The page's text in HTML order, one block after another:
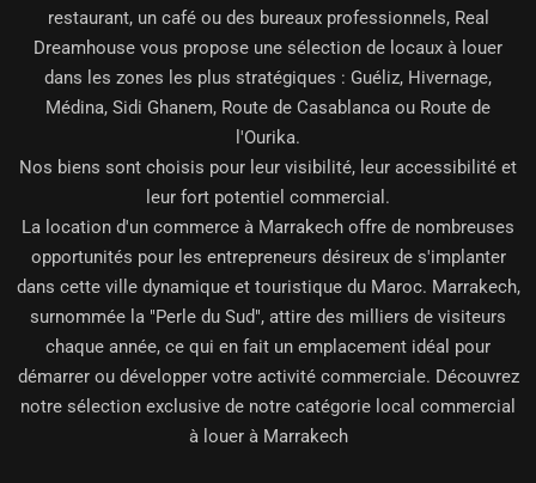
restaurant, un café ou des bureaux professionnels, Real
Dreamhouse vous propose une sélection de locaux à louer
dans les zones les plus stratégiques : Guéliz, Hivernage,
Médina, Sidi Ghanem, Route de Casablanca ou Route de
l'Ourika.
Nos biens sont choisis pour leur visibilité, leur accessibilité et
leur fort potentiel commercial.
La location d'un commerce à Marrakech offre de nombreuses
opportunités pour les entrepreneurs désireux de s'implanter
dans cette ville dynamique et touristique du Maroc. Marrakech,
surnommée la "Perle du Sud", attire des milliers de visiteurs
chaque année, ce qui en fait un emplacement idéal pour
démarrer ou développer votre activité commerciale. Découvrez
notre sélection exclusive de notre catégorie local commercial
à louer à Marrakech